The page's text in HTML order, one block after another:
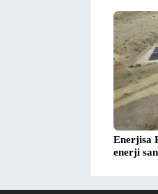
Enerjisa
enerji